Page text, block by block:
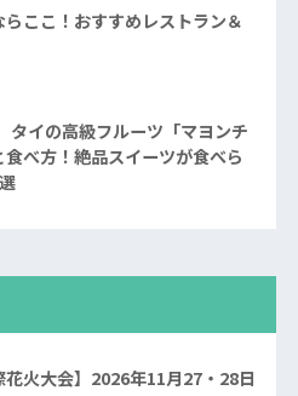
ここ！おすすめレストラン＆
タイの高級フルーツ「マヨンチ
食べ方！絶品スイーツが食べら
花火大会】2026年11月27・28日